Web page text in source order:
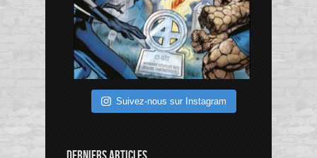
Suivez-nous sur Instagram